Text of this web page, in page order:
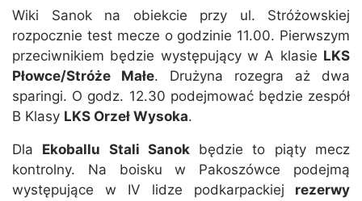
Wiki Sanok na obiekcie przy ul. Stróżowskiej
rozpocznie test mecze o godzinie 11.00. Pierwszym
przeciwnikiem będzie występujący w A klasie LKS
Płowce/Stróże Małe. Drużyna rozegra aż dwa
sparingi. O godz. 12.30 podejmować będzie zespół
B Klasy LKS Orzeł Wysoka.
Dla Ekoballu Stali Sanokbędzie to piąty mecz
kontrolny. Na boisku w Pakoszówce podejmą
występujące w IV lidze podkarpackiej rezerwy